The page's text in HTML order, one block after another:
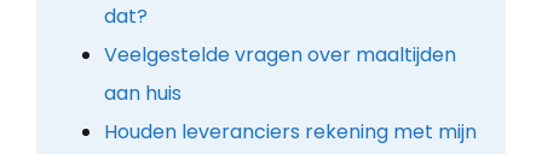
dat?
Veelgestelde vragen over maaltijden
aan huis
Houden leveranciers rekening met mijn